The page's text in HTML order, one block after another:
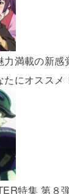
満載の新感
にオススメ
特集 第８